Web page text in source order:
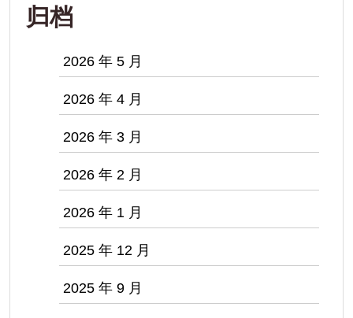
归档
2026 年 5 月
2026 年 4 月
2026 年 3 月
2026 年 2 月
2026 年 1 月
2025 年 12 月
2025 年 9 月